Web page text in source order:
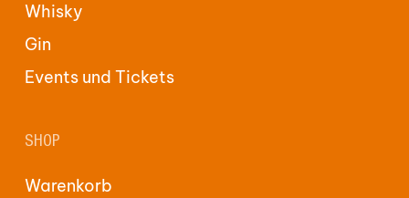
Whisky
Gin
Events und Tickets
SHOP
Warenkorb